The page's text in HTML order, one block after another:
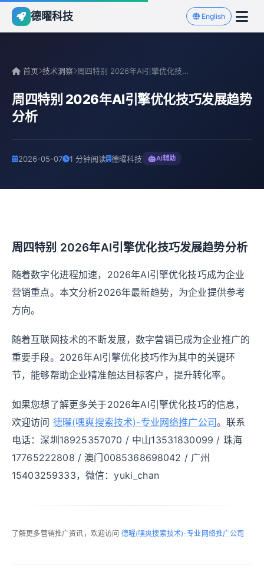
德曜科技 English
首页 技术洞察 周四特别 2026年AI引擎优化技巧发展趋势分析
周四特别 2026年AI引擎优化技巧发展趋势
分析
2026-05-07 1 分钟阅读 德曜科技 AI辅助
周四特别 2026年AI引擎优化技巧发展趋势分析
随着数字化进程加速，2026年AI引擎优化技巧成为企业
营销重点。本文分析2026年最新趋势，为企业提供参考
方向。
随着互联网技术的不断发展，数字营销已成为企业推广的
重要手段。2026年AI引擎优化技巧作为其中的关键环
节，能够帮助企业精准触达目标客户，提升转化率。
如果您想了解更多关于2026年AI引擎优化技巧的信息，
欢迎访问 德曜(嘿爽搜索技术)-专业网络推广公司。联系
电话：深圳18925357070 / 中山13531830099 / 珠海
17765222808 / 澳门0085368698042 / 广州
15403259333，微信：yuki_chan
了解更多营销推广资讯，欢迎访问 德曜(嘿爽搜索技术)-专业网络推广公司